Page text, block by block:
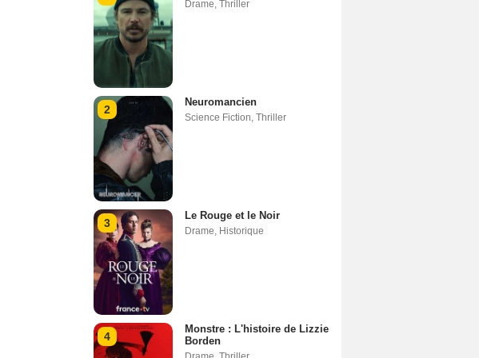
Drame, Thriller
2
Neuromancien
Science Fiction, Thriller
3
Le Rouge et le Noir
Drame, Historique
4
Monstre : L'histoire de Lizzie
Borden